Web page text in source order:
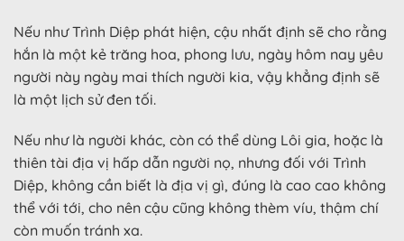
Nếu như Trình Diệp phát hiện, cậu nhất định sẽ cho rằng
hắn là một kẻ trăng hoa, phong lưu, ngày hôm nay yêu
người này ngày mai thích người kia, vậy khẳng định sẽ
là một lịch sử đen tối.
Nếu như là người khác, còn có thể dùng Lôi gia, hoặc là
thiên tài địa vị hấp dẫn người nọ, nhưng đối với Trình
Diệp, không cần biết là địa vị gì, đúng là cao cao không
thể với tới, cho nên cậu cũng không thèm víu, thậm chí
còn muốn tránh xa.